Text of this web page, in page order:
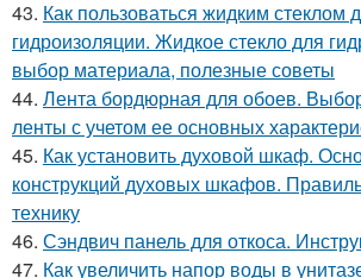
43. Как пользоваться жидким стеклом
гидроизоляции. Жидкое стекло для
выбор материала, полезные советы
44. Лента бордюрная для обоев.
ленты с учетом ее основных
45. Как установить духовой шкаф.
конструкций духовых шкафов.
технику
46. Сэндвич панель для откоса.
47. Как увеличить напор воды в